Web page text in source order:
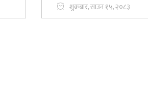
शुक्रबार, साउन १५, २०८३